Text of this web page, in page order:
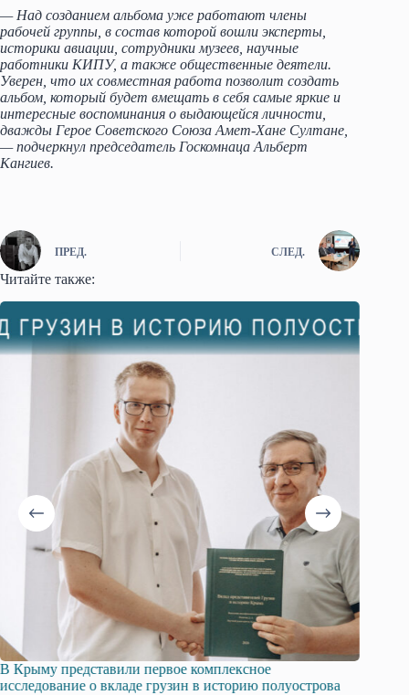
— Над созданием альбома уже работают члены
рабочей группы, в состав которой вошли эксперты,
историки авиации, сотрудники музеев, научные
работники КИПУ, а также общественные деятели.
Уверен, что их совместная работа позволит создать
альбом, который будет вмещать в себя самые яркие и
интересные воспоминания о выдающейся личности,
дважды Герое Советского Союза Амет-Хане Султане,
— подчеркнул председатель Госкомнаца Альберт
Кангиев.
ПРЕД. СЛЕД.
Читайте также:
В Крыму представили первое комплексное
исследование о вкладе грузин в историю полуострова